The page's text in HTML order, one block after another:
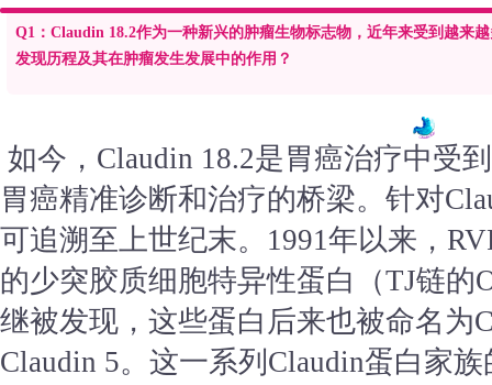
Q1：Claudin 18.2作为一种新兴的肿瘤生物标志物，近年来受到越来
发现历程及其在肿瘤发生发展中的作用？
如今，Claudin 18.2是胃癌治疗中受
胃癌精准诊断和治疗的桥梁。针对
可追溯至上世纪末。1991年以来，
的少突胶质细胞特异性蛋白（TJ链的
继被发现，这些蛋白后来也被命名为
Claudin 5。这一系列Claudin蛋白家